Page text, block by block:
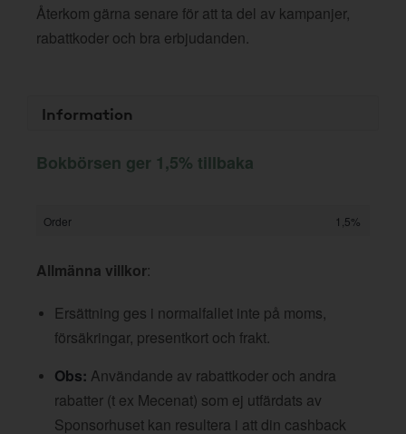
Återkom gärna senare för att ta del av kampanjer,
rabattkoder och bra erbjudanden.
Information
Bokbörsen ger 1,5% tillbaka
Order 1,5%
Allmänna villkor:
Ersättning ges i normalfallet inte på moms,
försäkringar, presentkort och frakt.
Obs: Användande av rabattkoder och andra
rabatter (t ex Mecenat) som ej utfärdats av
Sponsorhuset kan resultera i att din cashback